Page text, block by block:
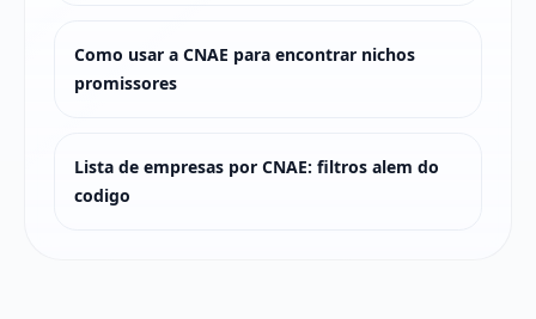
Como usar a CNAE para encontrar nichos
promissores
Lista de empresas por CNAE: filtros alem do
codigo